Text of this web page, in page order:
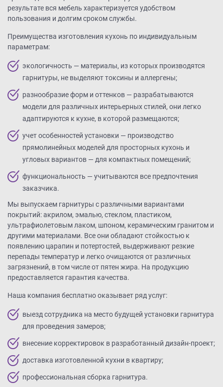
результате вся мебель характеризуется удобством
пользования и долгим сроком службы.
Преимущества изготовления кухонь по индивидуальным
параметрам:
экологичность — материалы, из которых производятся
гарнитуры, не выделяют токсины и аллергены;
разнообразие форм и оттенков — разрабатываются
модели для различных интерьерных стилей, они легко
адаптируются к кухне, в которой размещаются;
учет особенностей установки — производство
прямолинейных моделей для просторных кухонь и
угловых вариантов — для компактных помещений;
функциональность — учитываются все предпочтения
заказчика.
Мы выпускаем гарнитуры с различными вариантами
покрытий: акрилом, эмалью, стеклом, пластиком,
ультрафиолетовым лаком, шпоном, керамическим гранитом и
другими материалами. Все они обладают стойкостью к
появлению царапин и потертостей, выдерживают резкие
перепады температур и легко очищаются от различных
загрязнений, в том числе от пятен жира. На продукцию
предоставляется гарантия качества.
Наша компания бесплатно оказывает ряд услуг:
выезд сотрудника на место будущей установки гарнитура
для проведения замеров;
внесение корректировок в разработанный дизайн-проект;
доставка изготовленной кухни в квартиру;
профессиональная сборка гарнитура.